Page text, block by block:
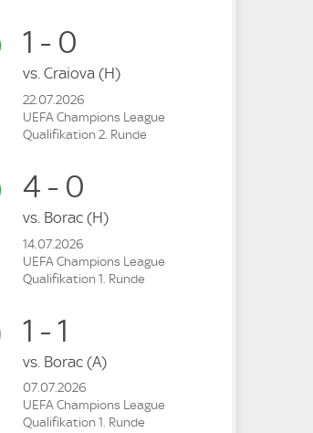
1 - 0
vs. Craiova (H)
22.07.2026
UEFA Champions League
Qualifikation 2. Runde
4 - 0
vs. Borac (H)
14.07.2026
UEFA Champions League
Qualifikation 1. Runde
1 - 1
vs. Borac (A)
07.07.2026
UEFA Champions League
Qualifikation 1. Runde